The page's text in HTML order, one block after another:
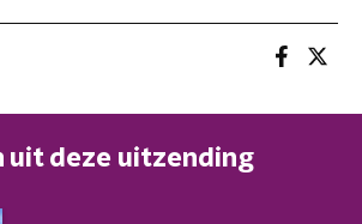
uit deze uitzending